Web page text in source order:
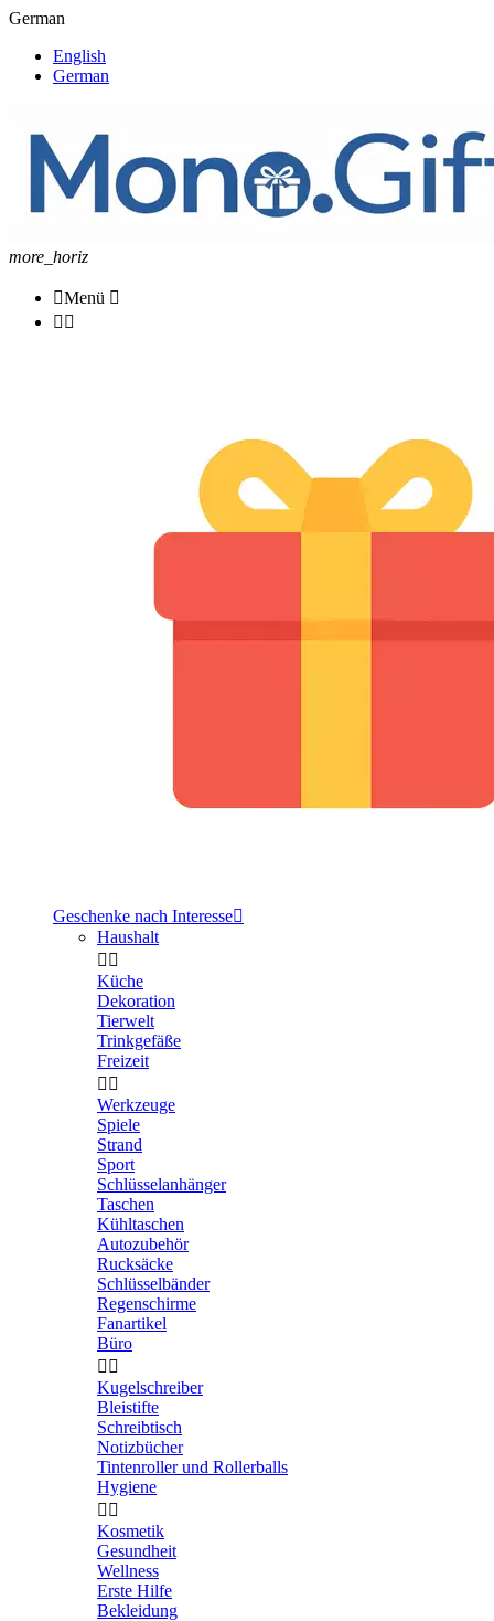
German
English
German
more_horiz
Menü 
 
Geschenke nach Interesse
Haushalt
 
Küche
Dekoration
Tierwelt
Trinkgefäße
Freizeit
 
Werkzeuge
Spiele
Strand
Sport
Schlüsselanhänger
Taschen
Kühltaschen
Autozubehör
Rucksäcke
Schlüsselbänder
Regenschirme
Fanartikel
Büro
 
Kugelschreiber
Bleistifte
Schreibtisch
Notizbücher
Tintenroller und Rollerballs
Hygiene
 
Kosmetik
Gesundheit
Wellness
Erste Hilfe
Bekleidung